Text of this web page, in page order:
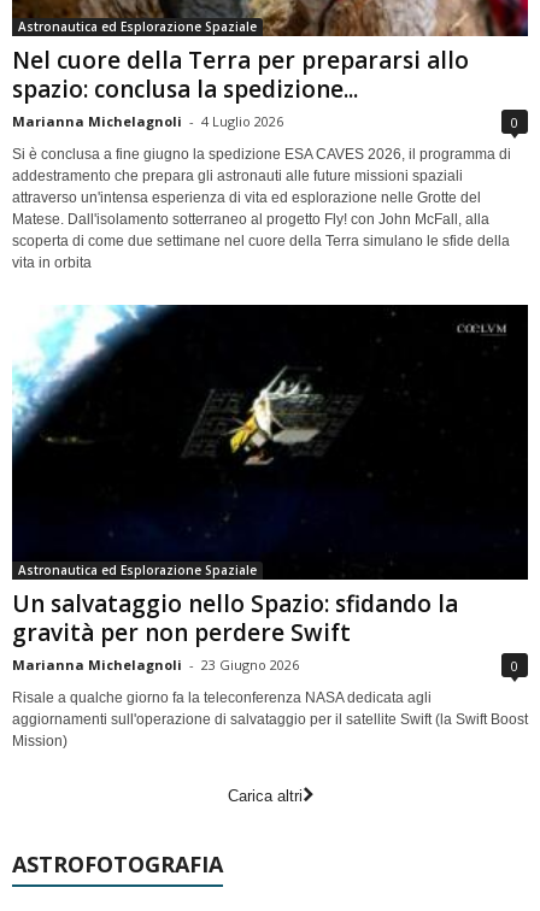
Astronautica ed Esplorazione Spaziale
Nel cuore della Terra per prepararsi allo
spazio: conclusa la spedizione...
Marianna Michelagnoli - 4 Luglio 2026 0
Si è conclusa a fine giugno la spedizione ESA CAVES 2026, il programma di
addestramento che prepara gli astronauti alle future missioni spaziali
attraverso un'intensa esperienza di vita ed esplorazione nelle Grotte del
Matese. Dall'isolamento sotterraneo al progetto Fly! con John McFall, alla
scoperta di come due settimane nel cuore della Terra simulano le sfide della
vita in orbita
Astronautica ed Esplorazione Spaziale
Un salvataggio nello Spazio: sfidando la
gravità per non perdere Swift
Marianna Michelagnoli - 23 Giugno 2026 0
Risale a qualche giorno fa la teleconferenza NASA dedicata agli
aggiornamenti sull'operazione di salvataggio per il satellite Swift (la Swift Boost
Mission)
Carica altri
ASTROFOTOGRAFIA